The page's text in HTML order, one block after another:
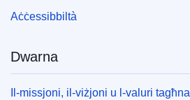
Aċċessibbiltà
Dwarna
Il-missjoni, il-viżjoni u l-valuri tagħna